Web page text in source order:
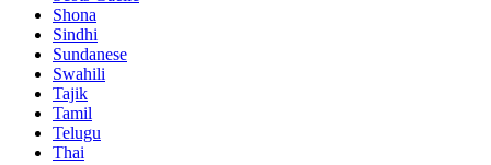
Shona
Sindhi
Sundanese
Swahili
Tajik
Tamil
Telugu
Thai